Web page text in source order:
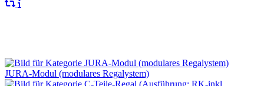
JURA-Modul (modulares Regalystem)